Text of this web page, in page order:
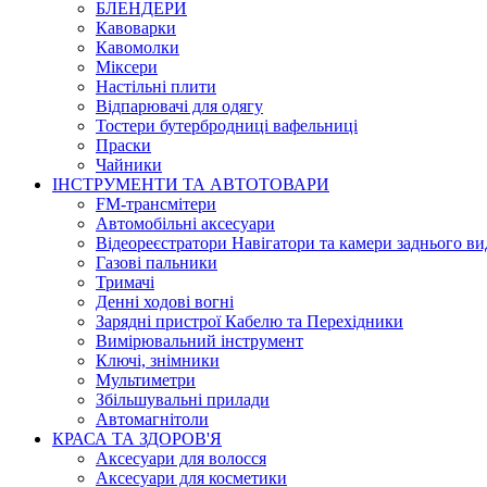
БЛЕНДЕРИ
Кавоварки
Кавомолки
Міксери
Настільні плити
Відпарювачі для одягу
Тостери бутербродниці вафельниці
Праски
Чайники
ІНСТРУМЕНТИ ТА АВТОТОВАРИ
FM-трансмітери
Автомобільні аксесуари
Відеореєстратори Навігатори та камери заднього
Газові пальники
Тримачі
Денні ходові вогні
Зарядні пристрої Кабелю та Перехідники
Вимірювальний інструмент
Ключі, знімники
Мультиметри
Збільшувальні прилади
Автомагнітоли
КРАСА ТА ЗДОРОВ'Я
Аксесуари для волосся
Аксесуари для косметики